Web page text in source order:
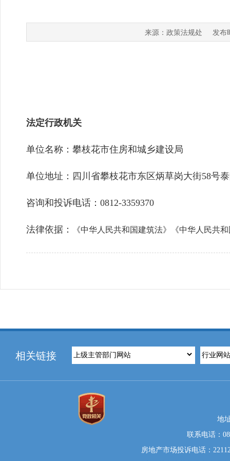
来源： 政策法规处 发布
法定行政机关
单位名称：攀枝花市住房和城乡建设局
单位地址：四川省攀枝花市东区炳草岗大街58号
咨询和投诉电话：0812-3359370
法律依据： 《中华人民共和国建筑法》《中华人民共
相关链接
地
联系电话：
房地产市场投诉电话：